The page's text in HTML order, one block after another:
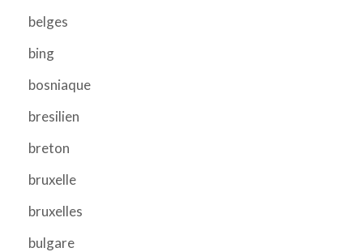
belges
bing
bosniaque
bresilien
breton
bruxelle
bruxelles
bulgare